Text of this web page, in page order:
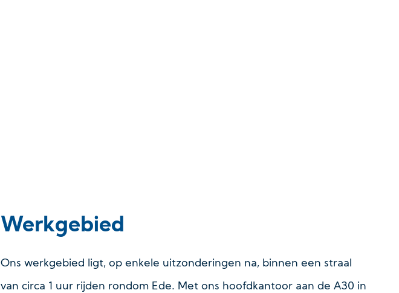
Werkgebied
Ons werkgebied ligt, op enkele uitzonderingen na, binnen een straal
van circa 1 uur rijden rondom Ede. Met ons hoofdkantoor aan de A30 in